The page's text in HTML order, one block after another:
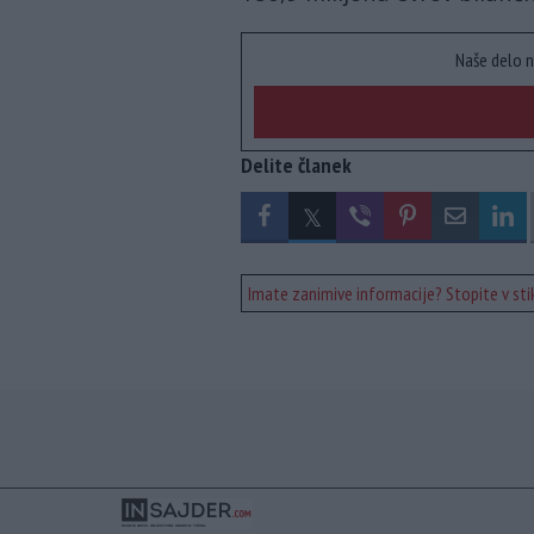
Naše delo
Delite članek
Imate zanimive informacije? Stopite v